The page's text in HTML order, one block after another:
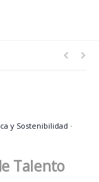
y Sostenibilidad ·
Talento